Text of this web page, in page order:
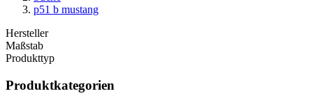
p51 b mustang
Hersteller
Maßstab
Produkttyp
Produktkategorien